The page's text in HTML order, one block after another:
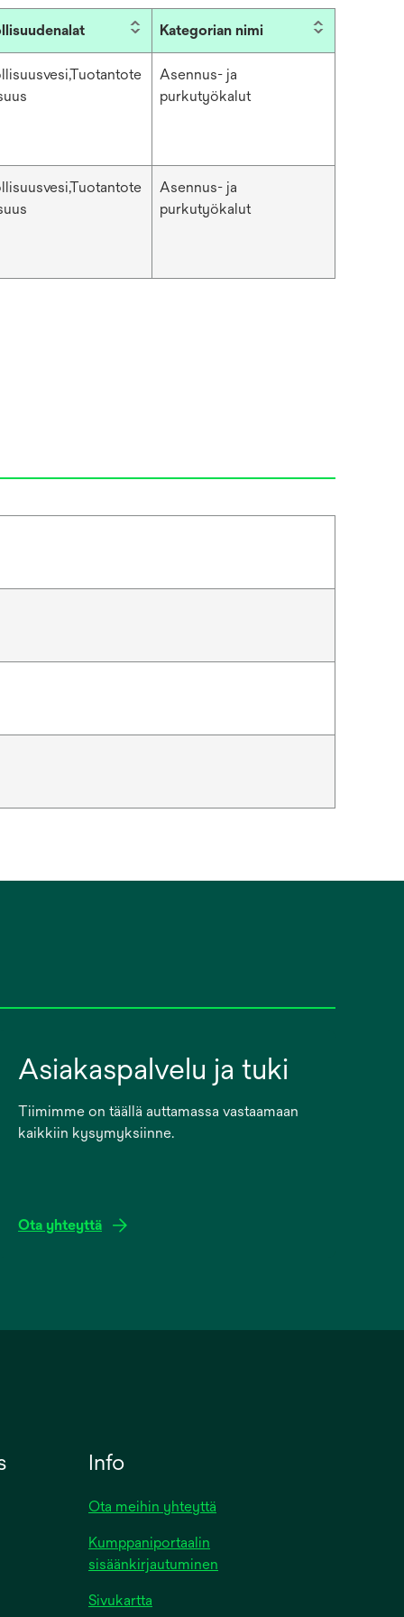
Kategorian nimi
Asennus- ja
purkutyökalut
Asennus- ja
purkutyökalut
Asiakaspalvelu ja tuki
Tiimimme on täällä auttamassa vastaamaan
kaikkiin kysymyksiinne.
Ota yhteyttä
Info
Ota meihin yhteyttä
Kumppaniportaalin
sisäänkirjautuminen
Sivukartta